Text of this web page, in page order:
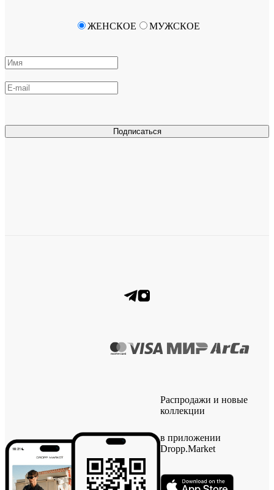
Подписаться
ЖЕНСКОЕ МУЖСКОЕ
Распродажи и новые
коллекции
в приложении
Dropp.Market